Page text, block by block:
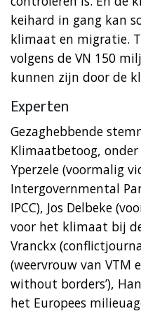
keihard in gang kan
klimaat en migratie.
volgens de VN 150
kunnen zijn door de
Experten
Gezaghebbende
Klimaatbetoog, onder
Yperzele (voormalig
Intergovernmental
IPCC), Jos Delbeke
voor het klimaat bij
Vranckx
(weervrouw van VTM
without borders’),
het Europees